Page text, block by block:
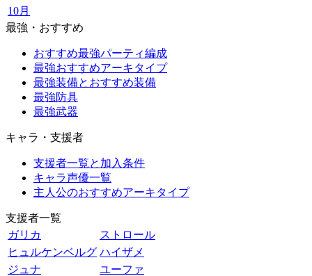
10月
最強・おすすめ
おすすめ最強パーティ編成
最強おすすめアーキタイプ
最強装備とおすすめ装備
最強防具
最強武器
キャラ・支援者
支援者一覧と加入条件
キャラ声優一覧
主人公のおすすめアーキタイプ
支援者一覧
ガリカ
ストロール
ヒュルケンベルグ ハイザメ
ジュナ
ユーファ